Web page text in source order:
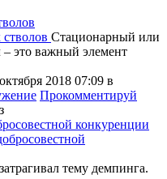
Стационарный или
это важный элемент
2018 07:09 в
Прокомментируй
конкуренции
тему демпинга.